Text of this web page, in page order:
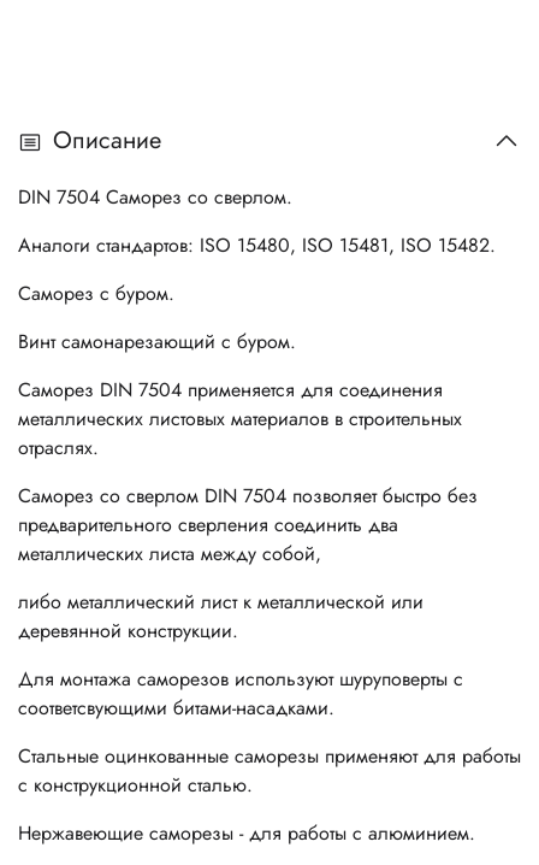
Описание
DIN 7504 Саморез со сверлом.
Аналоги стандартов: ISO 15480, ISO 15481, ISO 15482.
Саморез с буром.
Винт самонарезающий с буром.
Саморез DIN 7504 применяется для соединения
металлических листовых материалов в строительных
отраслях.
Саморез со сверлом DIN 7504 позволяет быстро без
предварительного сверления соединить два
металлических листа между собой,
либо металлический лист к металлической или
деревянной конструкции.
Для монтажа саморезов используют шуруповерты с
соответсвующими битами-насадками.
Стальные оцинкованные саморезы применяют для работы
с конструкционной сталью.
Нержавеющие саморезы - для работы с алюминием.